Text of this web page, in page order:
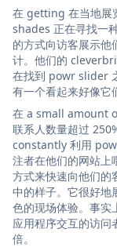
在 getting 在当地展
shades 正在寻找一
的方式向访客展示他
计。他们的
在找到 powr slider
有一个看起来好像它
在 a small amount
联系人数量超过
constantly 利用
注者在他们的网站
方式来快速向他们
中的样子。它很好地
色的现场体验。事
应用程序交互的访问
倍。